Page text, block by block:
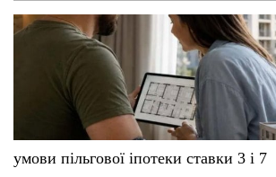
умови пільгової іпотеки ставки 3 і 7